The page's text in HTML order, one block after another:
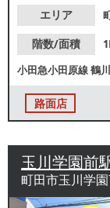
エリア
階数/面積
小田急小田原線鶴
路面店
玉川学園前
町田市玉川学